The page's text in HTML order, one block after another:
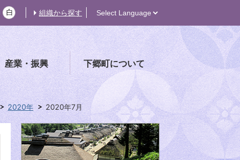
組織から探す
産業・振興 下郷町について
2020年 2020年7月